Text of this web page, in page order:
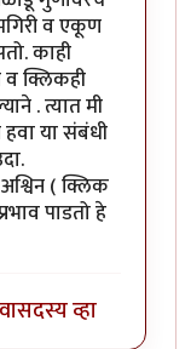
व एकूण
काही
क्लिकही
. त्यात मी
या संबंधी
( क्लिक
पाडतो हे
सदस्य व्हा